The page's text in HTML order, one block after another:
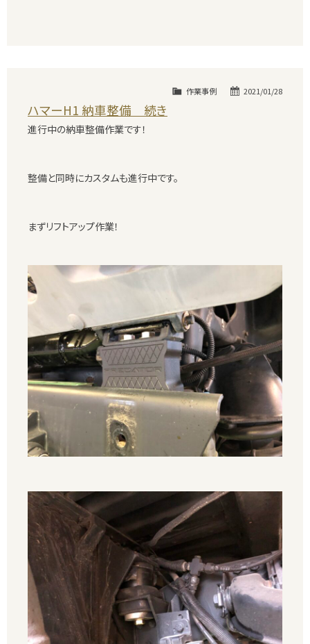
2021/01/28
作業事例
ハマーH1 納車整備 続き
進行中の納車整備作業です！
整備と同時にカスタムも進行中です。
まずリフトアップ作業！